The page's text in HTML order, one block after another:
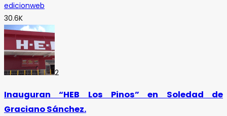
edicionweb
30.6K
2
Inauguran “HEB Los Pinos” en Soledad de
Graciano Sánchez.